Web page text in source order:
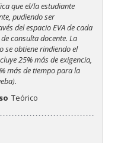
que el/la estudiante
pudiendo ser
del espacio EVA de cada
consulta docente. La
se obtiene rindiendo el
25% más de exigencia,
más de tiempo para la
Teórico